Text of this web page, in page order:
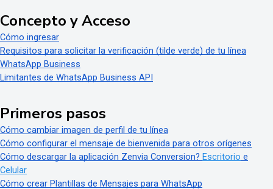
Concepto y Acceso
Cómo ingresar
Requisitos para solicitar la verificación (tilde verde) de tu línea
WhatsApp Business
Limitantes de WhatsApp Business API
Primeros pasos
Cómo cambiar imagen de perfil de tu línea
Cómo configurar el mensaje de bienvenida para otros orígenes
Cómo descargar la aplicación Zenvia Conversion? Escritorio e
Celular
Cómo crear Plantillas de Mensajes para WhatsApp